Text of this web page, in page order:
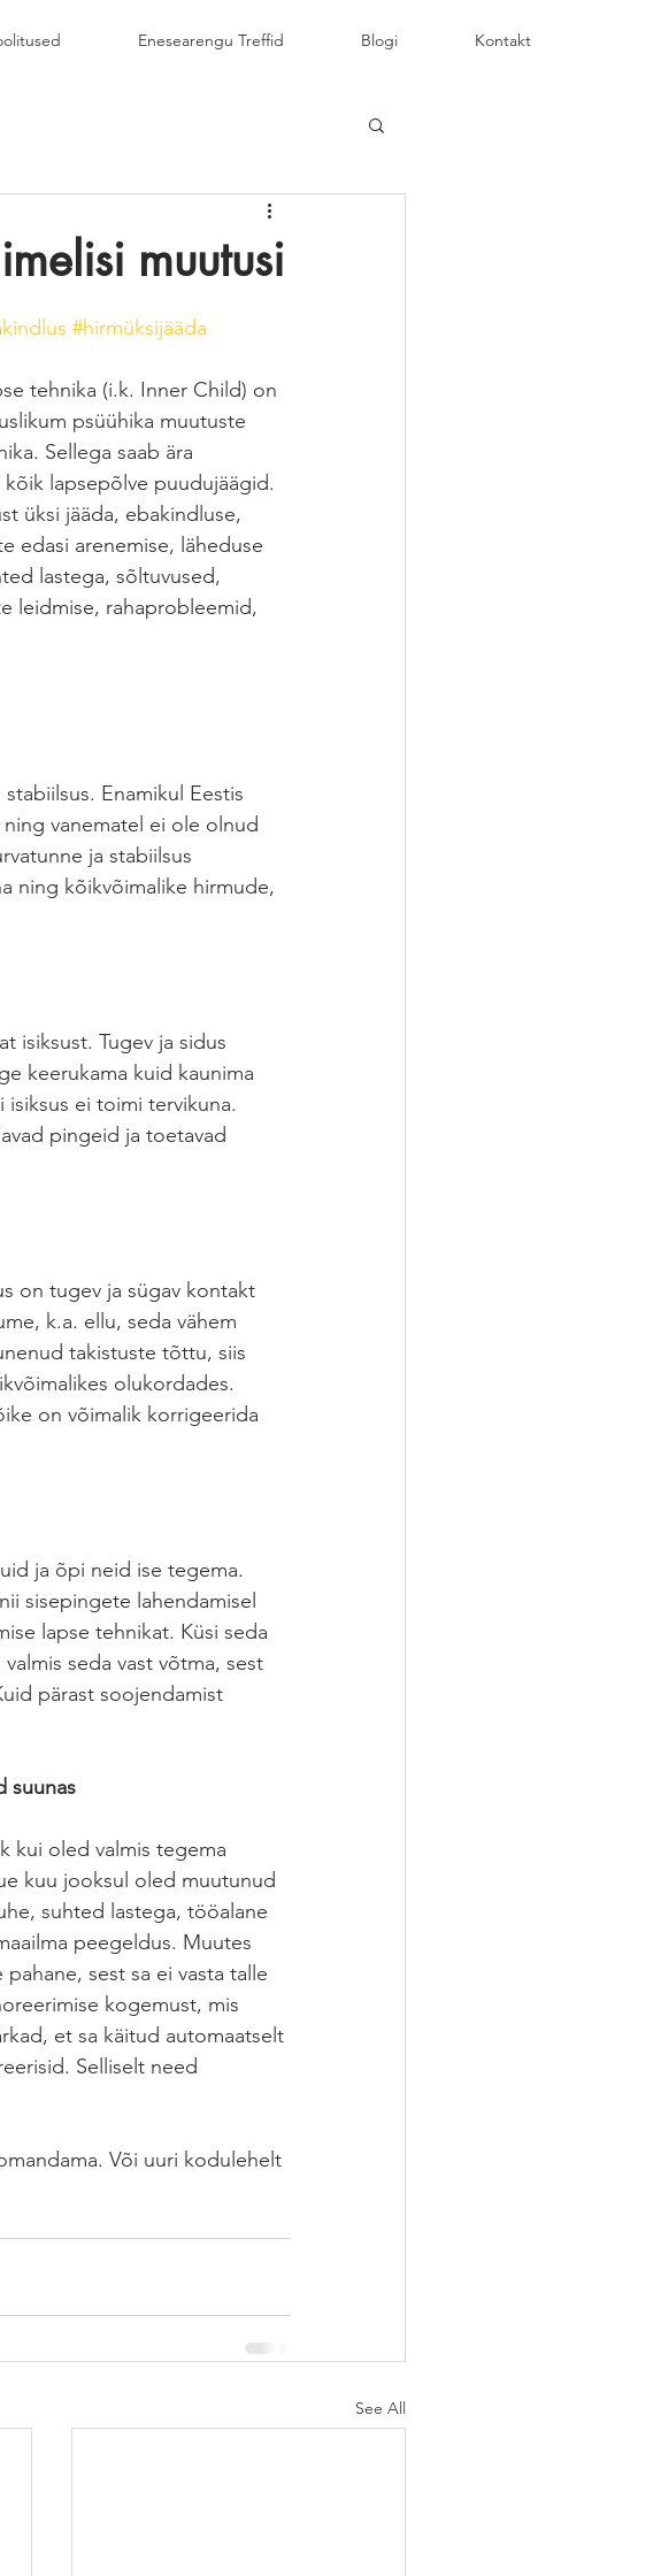
Enesearengu Treffid Blogi Kontakt
muutusi
#hirmüksijääda
tehnika (i.k. Inner Child) on
psüühika muutuste
Sellega saab ära
lapsepõlve puudujäägid.
üksi jääda, ebakindluse,
edasi arenemise, läheduse
lastega, sõltuvused,
leidmise, rahaprobleemid,
Enamikul Eestis
vanematel ei ole olnud
ja stabiilsus
ning kõikvõimalike hirmude,
isiksust. Tugev ja sidus
keerukama kuid kaunima
ei toimi tervikuna.
pingeid ja toetavad
on tugev ja sügav kontakt
k.a. ellu, seda vähem
takistuste tõttu, siis
olukordades.
on võimalik korrigeerida
ja õpi neid ise tegema.
sisepingete lahendamisel
lapse tehnikat. Küsi seda
seda vast võtma, sest
pärast soojendamist
suunas
kui oled valmis tegema
kuu jooksul oled muutunud
suhted lastega, tööalane
peegeldus. Muutes
sest sa ei vasta talle
kogemust, mis
et sa käitud automaatselt
Selliselt need
Või uuri kodulehelt
See All